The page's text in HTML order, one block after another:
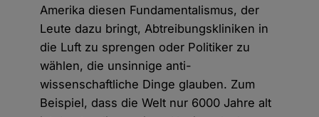
Amerika diesen Fundamentalismus, der
Leute dazu bringt, Abtreibungskliniken in
die Luft zu sprengen oder Politiker zu
wählen, die unsinnige anti-
wissenschaftliche Dinge glauben. Zum
Beispiel, dass die Welt nur 6000 Jahre alt